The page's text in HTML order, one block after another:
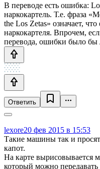
В переводе есть ошибка:
наркокартель. Т.е. фраза
the Los Zetas» означает,
наркокартеля. Впрочем,
перевода, ошибки было бы
Ответить
lexore20 фев 2015 в 15:53
Такие машины так и
капот.
На карте вырисовывается
который можно